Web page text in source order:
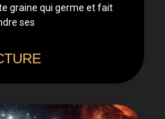
graine qui germe et fait
ses